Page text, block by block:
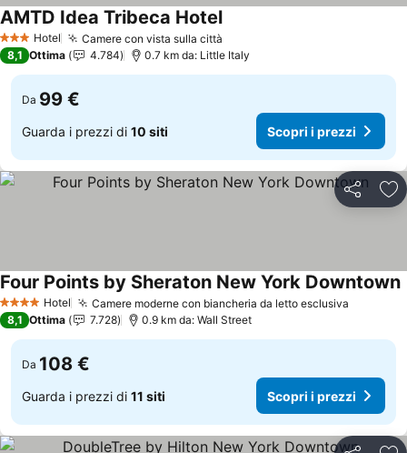
3 StelleHotel Camere con vista sulla città
AMTD Idea Tribeca Hotel
8,1 Ottima 4.784 0.7 km da: Little Italy
Da 99 €
Guarda i prezzi di 10 siti Scopri i prezzi
Condividi
4 Stelle Hotel Camere moderne con biancheria da letto esclusiva
Four Points by Sheraton New York Downtown
8,1 Ottima 7.728 0.9 km da: Wall Street
Da 108 €
Guarda i prezzi di 11 siti Scopri i prezzi